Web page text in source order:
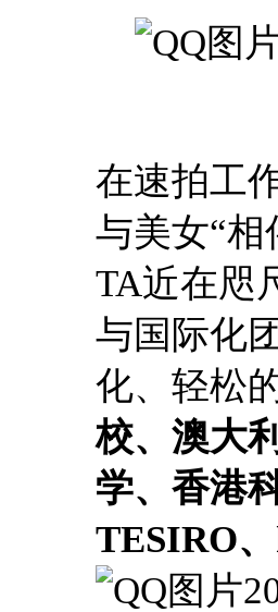
在速拍工
与美女“
TA近在咫
与国际化
化、轻松
校、澳大
学、香港
TESIRO